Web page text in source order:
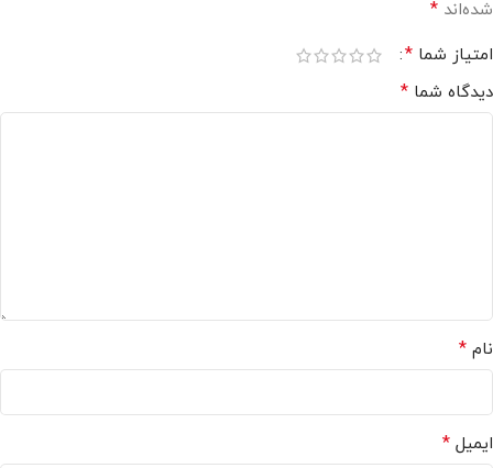
شده‌اند *
امتیاز شما *
دیدگاه شما *
نام *
ایمیل *